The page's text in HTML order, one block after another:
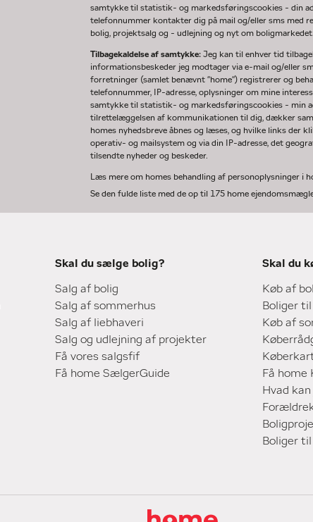
samtykke til statistik- og markedsføringscookies - din
telefonnummer kontakter dig på mail og/eller sms med
bolig, projektsalg og - udlejning og nyt om boligmarkedet.
Tilbagekaldelse af samtykke:Jeg kan til enhver tid
informationsbeskeder jeg modtager via e-mail og/eller
forretninger (samlet benævnt "home") registrerer og
telefonnummer, IP-adresse, oplysninger om mine
samtykke til statistik- og markedsføringscookies - min
tilrettelæggelsen af kommunikationen til dig, dækker
homes nyhedsbreve åbnes og læses, og hvilke links der
operativ- og mailsystem og via din IP-adresse, det
tilsendte nyheder og beskeder.
Læs mere om homes behandling af personoplysninger i
Se den fulde liste med de op til 175 home
Skal du sælge bolig?
Salg af bolig
Salg af sommerhus
Salg af liebhaveri
Salg og udlejning af projekter
Få vores salgsfif
Få home SælgerGuide
Skal du
Køb af
Boliger til
Køb af
Få home
Hvad
Boliger